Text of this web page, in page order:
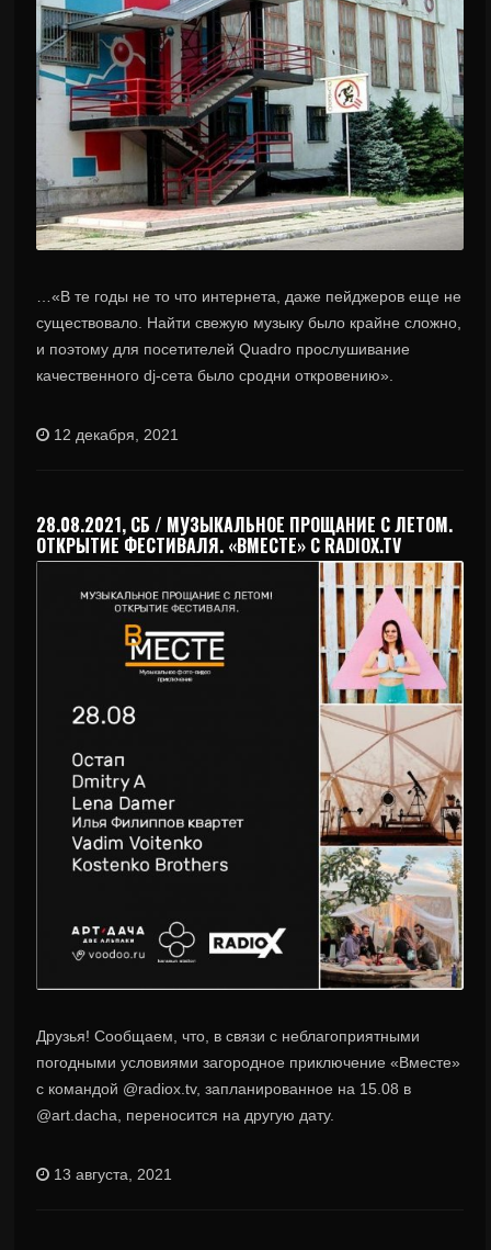
…«В те годы не то что интернета, даже пейджеров еще не
существовало. Найти свежую музыку было крайне сложно,
и поэтому для посетителей Quadro прослушивание
качественного dj-сета было сродни откровению».
12 декабря, 2021
28.08.2021, СБ / МУЗЫКАЛЬНОЕ ПРОЩАНИЕ С ЛЕТОМ.
ОТКРЫТИЕ ФЕСТИВАЛЯ. «ВМЕСТЕ» С RADIOX.TV
Друзья! Сообщаем, что, в связи с неблагоприятными
погодными условиями загородное приключение «Вместе»
с командой @radiox.tv, запланированное на 15.08 в
@art.dacha, переносится на другую дату.
13 августа, 2021